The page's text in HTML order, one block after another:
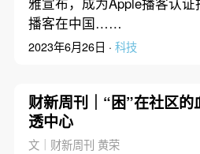
播客在中国……
2023年6月26日 · 科技
财新周刊｜“困”在社区的
透中心
文｜财新周刊 黄荣